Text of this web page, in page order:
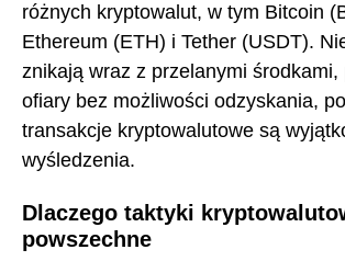
różnych kryptowalut, w tym Bitcoin
Ethereum (ETH) i Tether (USDT).
znikają wraz z przelanymi środkami,
ofiary bez możliwości odzyskania,
transakcje kryptowalutowe są
wyśledzenia.
Dlaczego taktyki
powszechne